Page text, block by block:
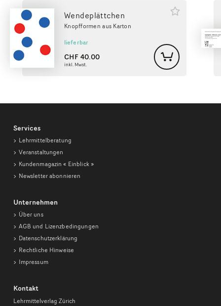
Wendeplättchen
Knopfformen aus Karton
lieferbar
CHF40.00
inkl. Mwst.
Services
Lehrmittelberatung
Veranstaltungen
Kundenmagazin« Einblick »
Newsletter abonnieren
Unternehmen
Über uns
AGB und Lizenzbedingungen
Datenschutzerklärung
Rechtliche Hinweise
Impressum
Kontakt
Lehrmittelverlag Zürich